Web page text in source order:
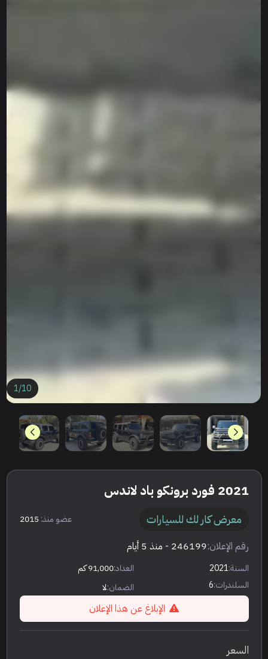
1/10
2021 فورد برونكو باد لاندس
معرض كار لك للسيارات عضو منذ:2015
رقم الإعلان:246199 - منذ 5 أيام
السنة:2021 العداد:91,000 كم
السلندرات:6 الضمان:لا
الإبلاغ عن هذا الإعلان
السعر